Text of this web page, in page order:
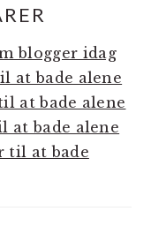
blogger idag
at bade alene
at bade alene
at bade alene
til at bade